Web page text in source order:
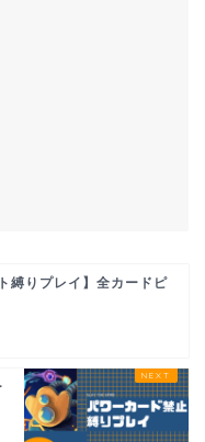
縛りプレイ】全カードピ